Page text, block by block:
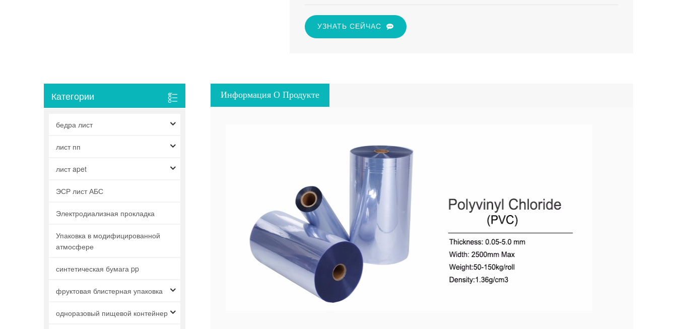
УЗНАТЬ СЕЙЧАС
Информация О Продукте
Категории
бедра лист
лист пп
лист apet
ЭСР лист АБС
Электродиализная прокладка
Упаковка в модифицированной
атмосфере
синтетическая бумага pp
фруктовая блистерная упаковка
одноразовый пищевой контейнер